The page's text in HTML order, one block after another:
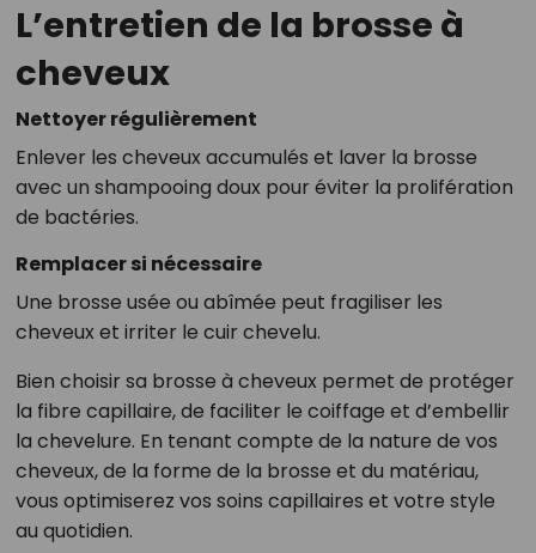
L’entretien de la brosse à
cheveux
Nettoyer régulièrement
Enlever les cheveux accumulés et laver la brosse
avec un shampooing doux pour éviter la prolifération
de bactéries.
Remplacer si nécessaire
Une brosse usée ou abîmée peut fragiliser les
cheveux et irriter le cuir chevelu.
Bien choisir sa brosse à cheveux permet de protéger
la fibre capillaire, de faciliter le coiffage et d’embellir
la chevelure. En tenant compte de la nature de vos
cheveux, de la forme de la brosse et du matériau,
vous optimiserez vos soins capillaires et votre style
au quotidien.